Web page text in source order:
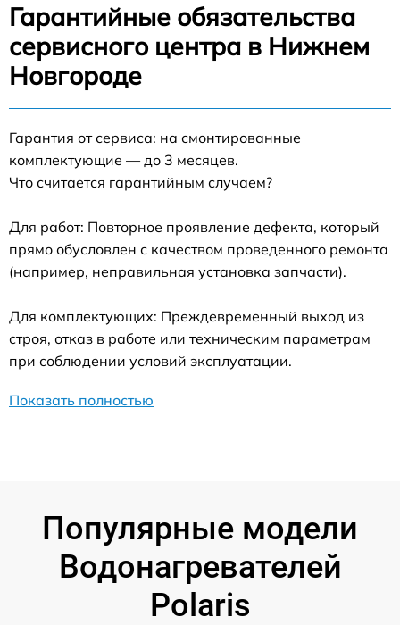
Гарантийные обязательства
сервисного центра в Нижнем
Новгороде
Гарантия от сервиса: на смонтированные
комплектующие — до 3 месяцев.
Что считается гарантийным случаем?
Для работ: Повторное проявление дефекта, который
прямо обусловлен с качеством проведенного ремонта
(например, неправильная установка запчасти).
Для комплектующих: Преждевременный выход из
строя, отказ в работе или техническим параметрам
при соблюдении условий эксплуатации.
Показать полностью
Популярные модели
Водонагревателей
Polaris